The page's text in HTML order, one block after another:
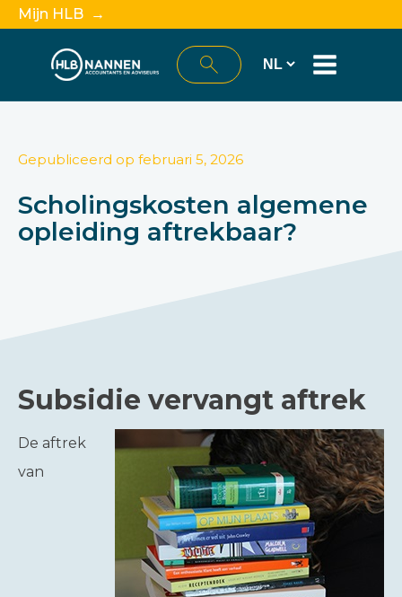
Mijn HLB →
Gepubliceerd op februari 5, 2026
Scholingskosten algemene
opleiding aftrekbaar?
Subsidie vervangt aftrek
De aftrek
van